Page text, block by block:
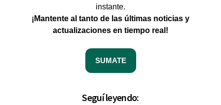
instante.
¡Mantente al tanto de las últimas noticias y
actualizaciones en tiempo real!
SUMATE
Seguí leyendo: